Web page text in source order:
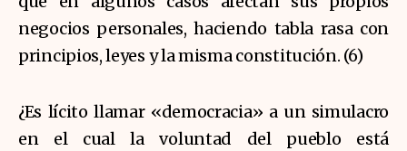
negocios personales, haciendo tabla rasa con
principios, leyes y la misma constitución. (6)
¿Es lícito llamar «democracia» a un simulacro
en el cual la voluntad del pueblo está